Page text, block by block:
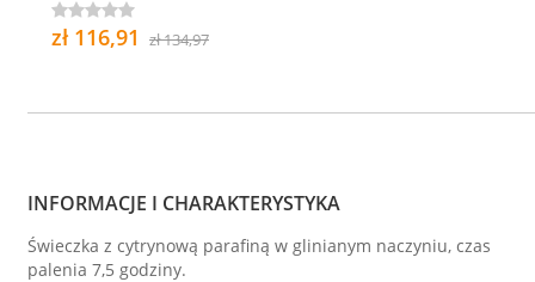
zł 116,91 zł 134,97
INFORMACJE I CHARAKTERYSTYKA
Świeczka z cytrynową parafiną w glinianym naczyniu, czas
palenia 7,5 godziny.